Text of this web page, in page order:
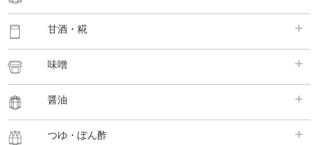
甘酒・糀
味噌
醤油
つゆ・ぽん酢